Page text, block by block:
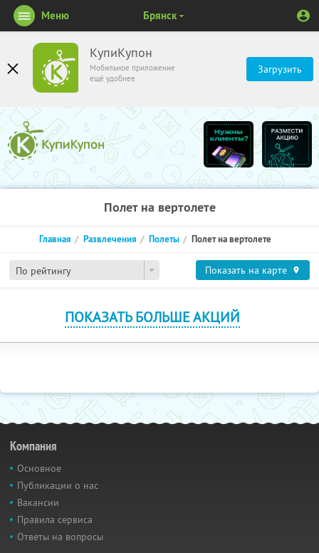
КупиКупон
Мобильное приложение
ещё удобнее
Загрузить
Меню Брянск
Полет на вертолете
По рейтингу
Главная Развлечения Полеты Полет на вертолете
Показать на карте
ПОКАЗАТЬ БОЛЬШЕ АКЦИЙ
Компания
Основное
Публикации о нас
Вакансии
Правила сервиса
Ответы на вопросы